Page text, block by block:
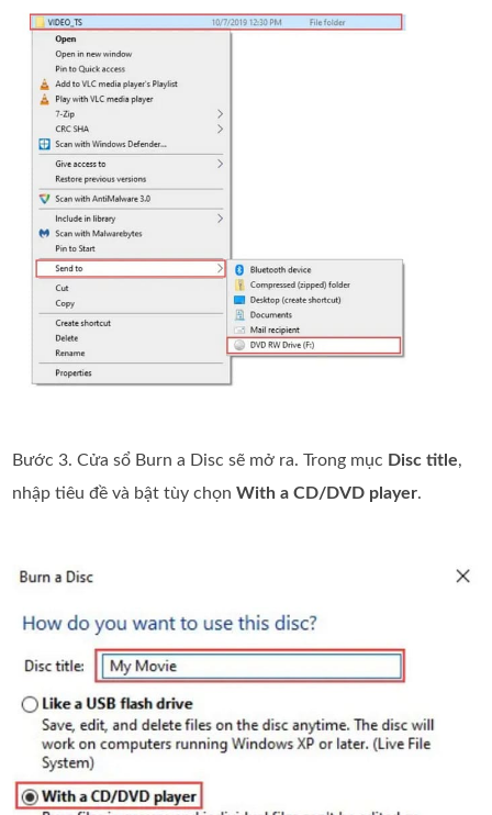
Bước 3. Cửa sổ Burn a Disc sẽ mở ra. Trong mục Disc title,
nhập tiêu đề và bật tùy chọnWith a CD/DVD player.